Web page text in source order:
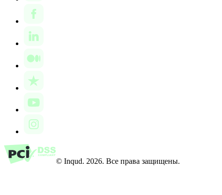
© Inqud. 2026. Все права защищены.